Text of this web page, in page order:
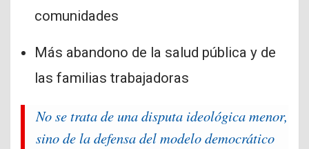
comunidades
Más abandono de la salud pública y de
las familias trabajadoras
No se trata de una disputa ideológica menor,
sino de la defensa del modelo democrático